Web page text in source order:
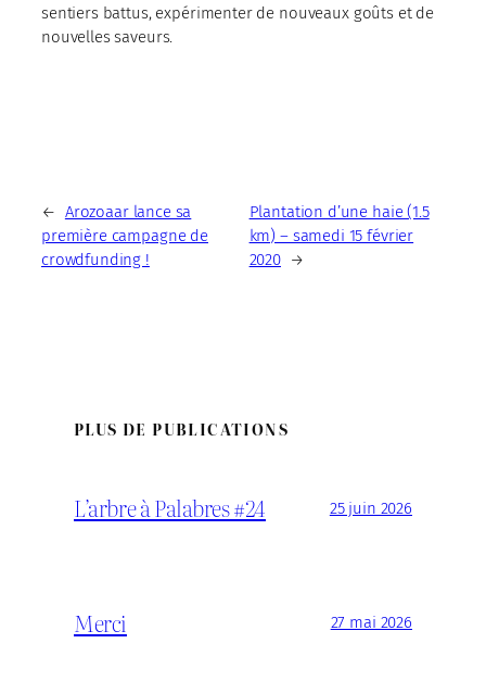
sentiers battus, expérimenter de nouveaux goûts et de
nouvelles saveurs.
← Arozoaar lance sa
première campagne de
crowdfunding !
Plantation d’une haie (1.5
km) – samedi 15 février
2020 →
PLUS DE PUBLICATIONS
L’arbre à Palabres #24 25 juin 2026
Merci 27 mai 2026